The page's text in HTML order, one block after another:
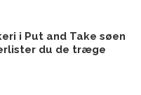
i Put and Take søen
du de træge